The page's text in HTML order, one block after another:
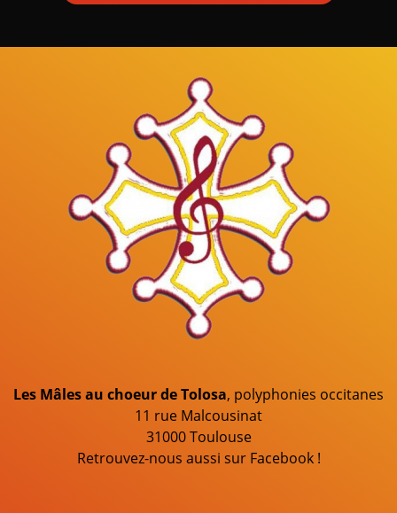
Les Mâles au choeur de Tolosa, polyphonies occitanes
11 rue Malcousinat
31000 Toulouse
Retrouvez-nous aussi sur Facebook !